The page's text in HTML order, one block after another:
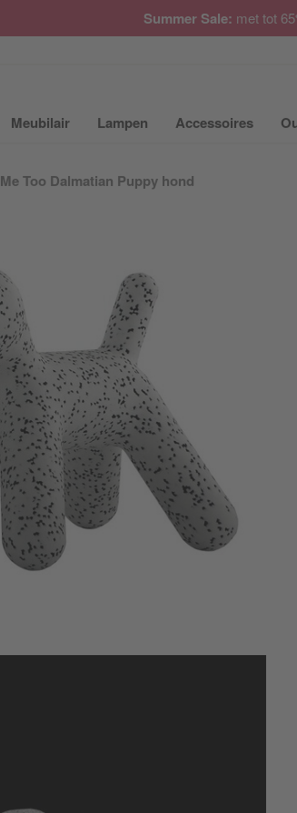
Summer Sale: met tot
Meubilair Submenu van Meubilair uit- of
Lampen Submenu van
Accessoires
Me Too Dalmatian Puppy hond